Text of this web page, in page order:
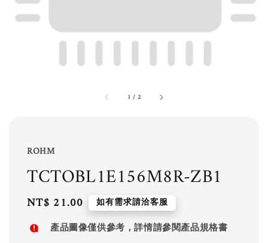
1 / 2
ROHM
TCTOBL1E156M8R-ZB1
Regular
price
NT$ 21.00 如有需求請洽客服
產品圖像僅供參考，詳情請參閱產品規格書